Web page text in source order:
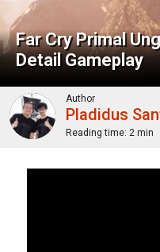
Far Cry Primal
Detail Gameplay
Author
Pladidus
Reading time: 2 min